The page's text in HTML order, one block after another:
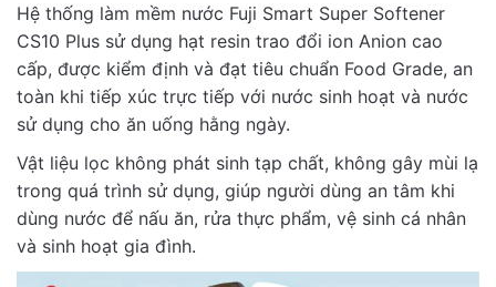
Hệ thống làm mềm nước Fuji Smart Super Softener
CS10 Plus sử dụng hạt resin trao đổi ion Anion cao
cấp, được kiểm định và đạt tiêu chuẩn Food Grade, an
toàn khi tiếp xúc trực tiếp với nước sinh hoạt và nước
sử dụng cho ăn uống hằng ngày.
Vật liệu lọc không phát sinh tạp chất, không gây mùi lạ
trong quá trình sử dụng, giúp người dùng an tâm khi
dùng nước để nấu ăn, rửa thực phẩm, vệ sinh cá nhân
và sinh hoạt gia đình.